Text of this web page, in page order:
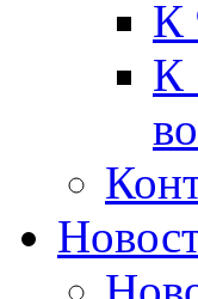
К
К